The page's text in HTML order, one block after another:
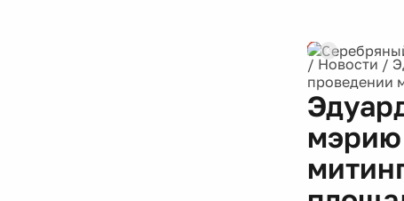
/ Новости /
проведении